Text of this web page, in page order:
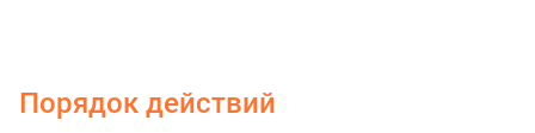
Порядок действий